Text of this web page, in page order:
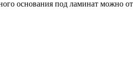
основания под ламинат можно